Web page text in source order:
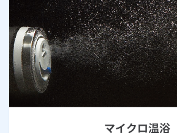
マイクロ温浴